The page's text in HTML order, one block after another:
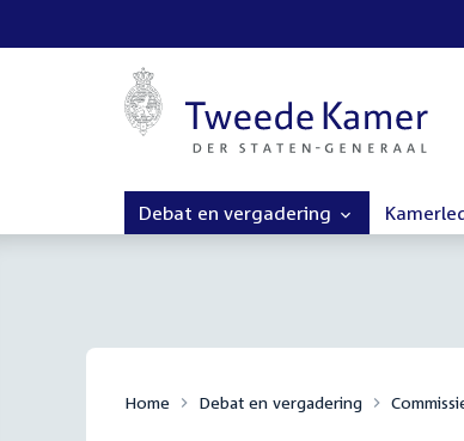
Debat en vergadering
Home Debat en vergadering